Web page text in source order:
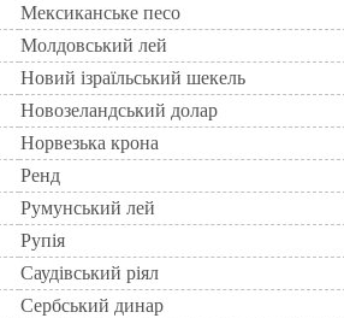
Мексиканське песо
Молдовський лей
Новий ізраїльський шекель
Новозеландський долар
Норвезька крона
Ренд
Румунський лей
Рупія
Саудівський ріял
Сербський динар